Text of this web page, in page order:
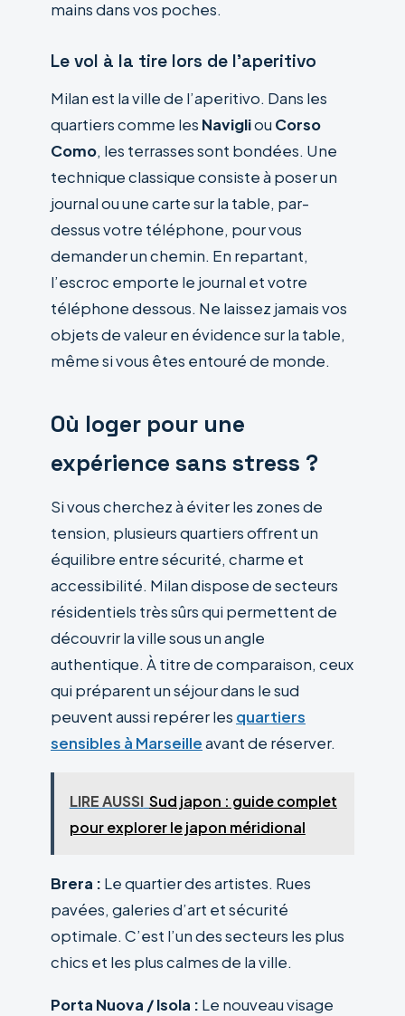
mains dans vos poches.
Le vol à la tire lors de l’aperitivo
Milan est la ville de l’aperitivo. Dans les
quartiers comme les Navigliou Corso
Como, les terrasses sont bondées. Une
technique classique consiste à poser un
journal ou une carte sur la table, par-
dessus votre téléphone, pour vous
demander un chemin. En repartant,
l’escroc emporte le journal et votre
téléphone dessous. Ne laissez jamais vos
objets de valeur en évidence sur la table,
même si vous êtes entouré de monde.
Où loger pour une
expérience sans stress ?
Si vous cherchez à éviter les zones de
tension, plusieurs quartiers offrent un
équilibre entre sécurité, charme et
accessibilité. Milan dispose de secteurs
résidentiels très sûrs qui permettent de
découvrir la ville sous un angle
authentique. À titre de comparaison, ceux
qui préparent un séjour dans le sud
peuvent aussi repérer les quartiers
sensibles à Marseilleavant de réserver.
LIRE AUSSI Sud japon : guide complet
pour explorer le japon méridional
Brera : Le quartier des artistes. Rues
pavées, galeries d’art et sécurité
optimale. C’est l’un des secteurs les plus
chics et les plus calmes de la ville.
Porta Nuova / Isola : Le nouveau visage